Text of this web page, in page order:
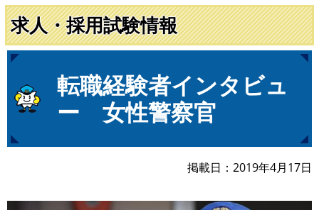
頭
で
す
。
飛
ば
し
て
求人・採用試験情報
文
転職経験者インタビュ
ー 女性警察官
掲載日 2019年4月17日